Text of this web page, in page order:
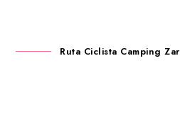
Ruta Ciclista Camping